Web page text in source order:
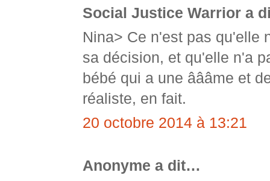
Social Justice Warrior a
Nina> Ce n'est pas qu'elle
sa décision, et qu'elle n'a
bébé qui a une âââme et
réaliste, en fait.
20 octobre 2014 à 13:21
Anonyme a dit…